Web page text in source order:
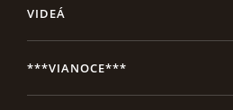
VIDEÁ
***VIANOCE***